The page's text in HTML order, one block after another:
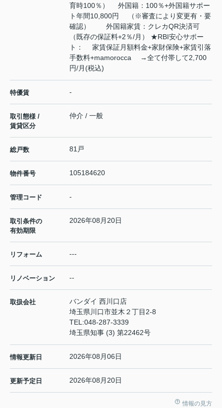
育時100％） 外国籍：100％+外国籍サポー
ト年間10,800円 （※審査により変更有・要
確認） 外国籍家賃：クレカQR決済可
（既存の保証料+2％/月） ★RBI安心サポー
ト： 家賃保証月額料金+家財保険+家賃引落
手数料+mamorocca →全て付帯して2,700
円/月(税込)
特優賃 -
取引態様 /
賃貸区分
仲介 / 一般
総戸数 81戸
物件番号 105184620
管理コード -
取引条件の
有効期限
2026年08月20日
リフォーム ---
リノベーション --
取扱会社
バンダイ 西川口店
埼玉県川口市並木２丁目2-8
TEL:048-287-3339
埼玉県知事 (3) 第22462号
情報更新日 2026年08月06日
更新予定日 2026年08月20日
情報の見方